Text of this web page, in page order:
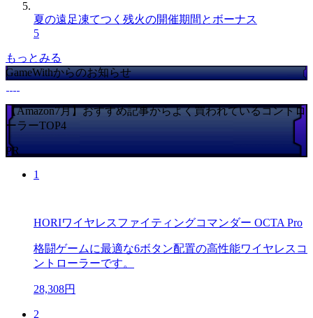
夏の遠足凍てつく残火の開催期間とボーナス
5
もっとみる
GameWithからのお知らせ
【Amazon7月】おすすめ記事からよく買われているコントロ
ーラーTOP4
PR
1
HORIワイヤレスファイティングコマンダー OCTA Pro
格闘ゲームに最適な6ボタン配置の高性能ワイヤレスコ
ントローラーです。
28,308円
2